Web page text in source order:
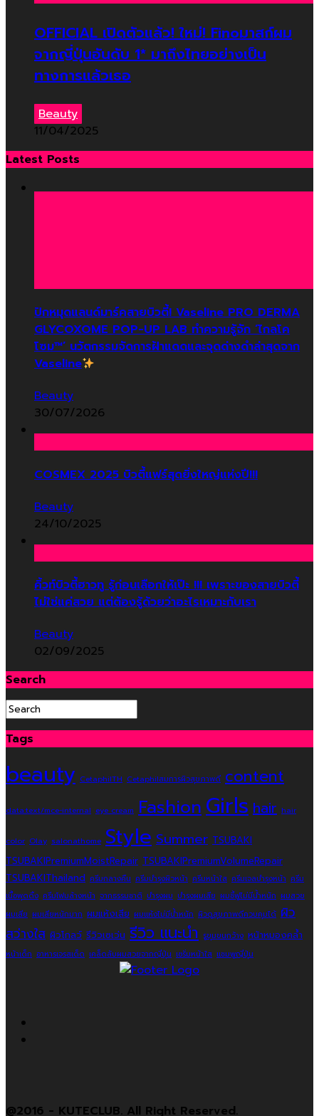
OFFICIAL เปิดตัวแล้ว! ใหม่! Finoมาสก์ผม
จากญี่ปุ่นอันดับ 1* มาถึงไทยอย่างเป็น
ทางการแล้วเธอ
Beauty
11/04/2025
Latest Posts
ปักหมุดแลนด์มาร์คสายบิวตี้! Vaseline PRO DERMA
GLYCOXOME POP-UP LAB ทำความรู้จัก ‘ไกลโค
โซม™’ นวัตกรรมจัดการฝ้าแดดและจุดด่างดำล่าสุดจาก
Vaseline
Beauty
30/07/2026
COSMEX 2025 บิวตี้แฟร์สุดยิ่งใหญ่แห่งปี!!!
Beauty
24/10/2025
คิ้วท์บิวตี้ฮาวทู รู้ก่อนเลือกให้เป๊ะ !!! เพราะของสายบิวตี้
ไม่ใช่แค่สวย แต่ต้องรู้ด้วยว่าอะไรเหมาะกับเรา
Beauty
02/09/2025
Search
Tags
beauty CetaphilTH Cetaphilสมการผิวสุขภาพดี content
data:text/mce-internal eye cream FashionGirls hair hair
color Olay salonathome Style Summer TSUBAKI
TSUBAKIPremiumMoistRepair TSUBAKIPremiumVolumeRepair
TSUBAKIThailand ครีมกลางคืน ครีมบำรุงผิวหน้า ครีมหน้าใส ครีมเจลบำรุงหน้า ครีม
เนื้อพุดดิ้ง ครีมโฟมล้างหน้า จากธรรมชาติ บำรุงผม บำรุงผมเสีย ผมชี้ฟูไม่มีน้ำหนัก ผมสวย
ผมเสีย ผมเสียหนักมาก ผมแห้งเสีย ผมแห้งไม่มีน้ำหนัก ผิวดูสุขภาพดีควบคุมได้ ผิว
สว่างใส ผิวโกลว์ รีวิวเซเว่น รีวิว แนะนำ รูขุมขนกว้าง หน้าหมองคล้ำ
หน้าเด็ก อาหารเจรสเด็ด เคล็ดลับผมสวยจากญี่ปุ่น เซรั่มหน้าใส แชมพูญี่ปุ่น
@2016 - KUTECLUB. All Right Reserved.